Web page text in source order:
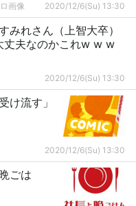
画像 2020/12/6(Su) 13:30
みれさん（上智大卒）
丈夫なのかこれw w w
2020/12/6(Su) 13:30
け流す」
2020/12/6(Su) 13:30
ごは